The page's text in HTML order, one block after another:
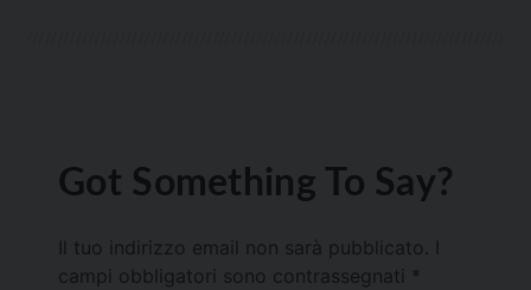
Got Something To Say?
Il tuo indirizzo email non sarà pubblicato.
campi obbligatori sono contrassegnati *